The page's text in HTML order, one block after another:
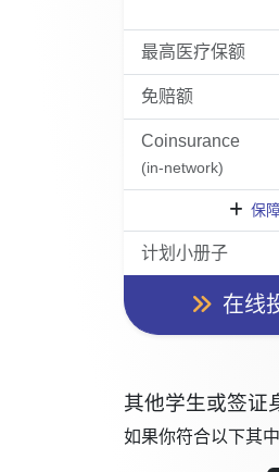
最高医疗保额
免赔额
Coinsurance
(in-network)
保
计划小册子
在线
其他学生或签证
如果你符合以下其